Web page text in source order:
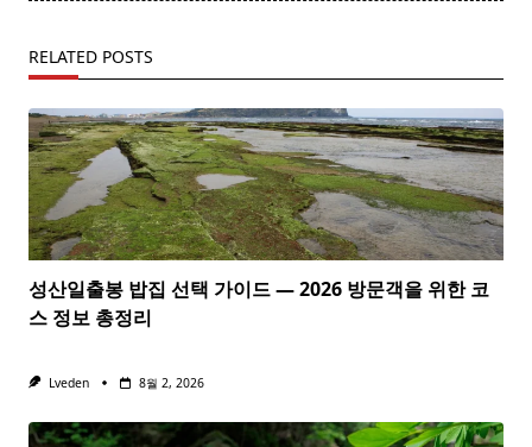
RELATED POSTS
성산일출봉 밥집 선택 가이드 — 2026 방문객을 위한 코
스 정보 총정리
Lveden 8월 2, 2026